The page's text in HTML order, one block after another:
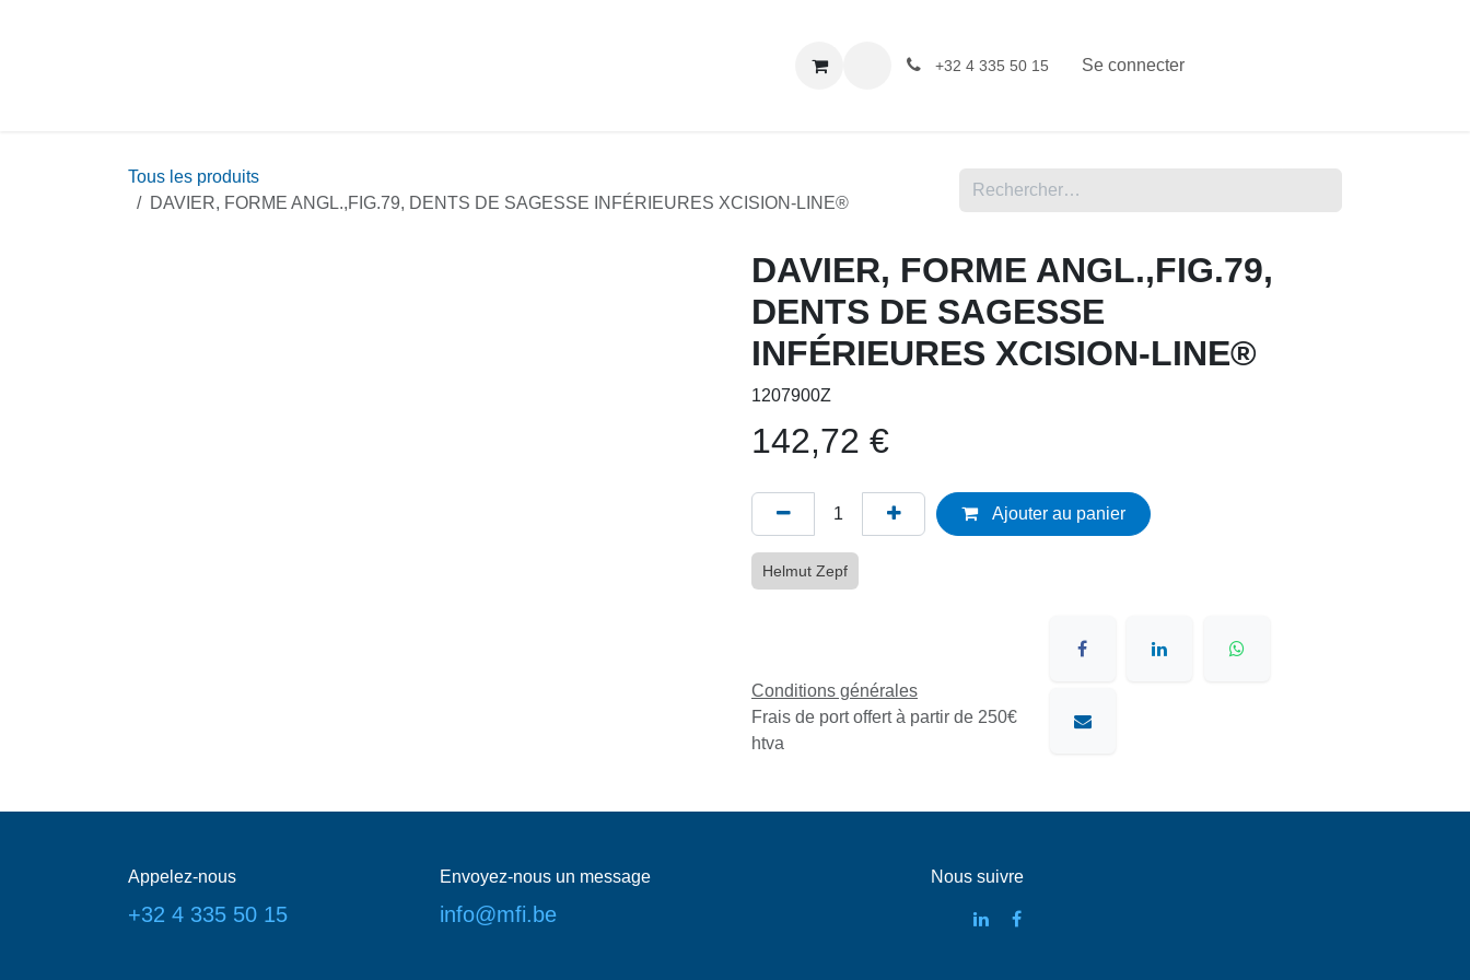
Boutique Contactez-nous Réparation instruments rotatifs
+32 4 335 50 15 Se connecter
Tous les produits
DAVIER, FORME ANGL.,FIG.79, DENTS DE SAGESSE INFÉRIEURES XCISION-LINE®
DAVIER, FORME ANGL.,FIG.79,
DENTS DE SAGESSE INFÉRIEURES
XCISION-LINE®
1207900Z
142,72 €
Ajouter au panier
Helmut Zepf
Conditions générales
Frais de port offert à partir de 250€
htva
Appelez-nous
+32 4 335 50 15
Envoyez-nous un message
info@mfi.be
Nous suivre